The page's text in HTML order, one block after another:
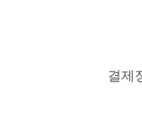
결제